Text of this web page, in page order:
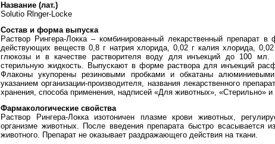
Название (лат.)
Solutio Rlnger-Locke
Состав и форма выпуска
Раствор Рингера-Локка – комбинированный лекарственный препарат
действующих веществ 0,8 г натрия хлорида, 0,02 г калия хлорида,
глюкозы и в качестве растворителя воду для инъекций до 100 мл.
стерильную жидкость. Выпускают в форме раствора для инъекций
Флаконы укупорены резиновыми пробками и обкатаны
указанием организации-производителя, названия лекарственного
хранения, способа применения, надписей «Для животных», «Стерильно»
Фармакологические свойства
Раствор Рингера-Локка изотоничен плазме крови животных,
организме животных. После введения препарата быстро всасывается
животного. Препарат не оказывает раздражающего действия на ткани.